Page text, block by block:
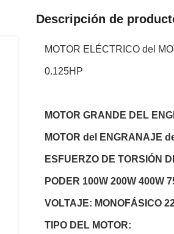
Descripción de
MOTOR ELÉCTRICO del
0.125HP
MOTOR GRANDE DEL
MOTOR del ENGRANAJE
ESFUERZO DE TORSIÓN
PODER 100W 200W 400W
VOLTAJE: MONOFÁSICO
TIPO DEL MOTOR: